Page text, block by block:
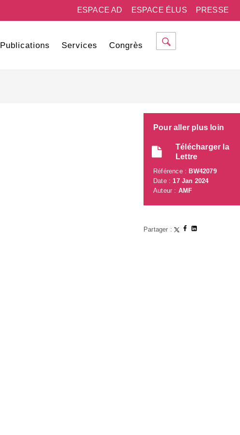
PRESSE
ESPACE ÉLUS
ESPACE AD
Publications Services Congrès
Pour aller plus loin
Télécharger la
Lettre
Référence : BW42079
Date :17 Jan 2024
Auteur : AMF
Partager :